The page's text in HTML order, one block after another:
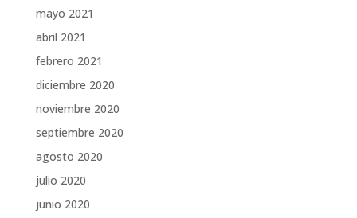
mayo 2021
abril 2021
febrero 2021
diciembre 2020
noviembre 2020
septiembre 2020
agosto 2020
julio 2020
junio 2020